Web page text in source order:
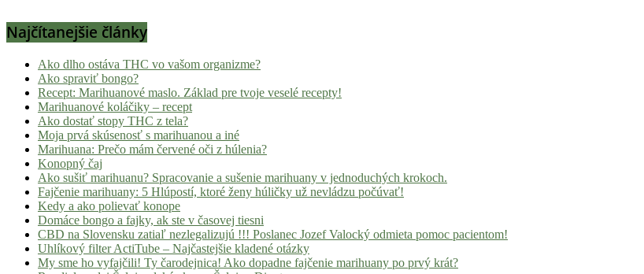
Najčítanejšie články
Ako dlho ostáva THC vo vašom organizme?
Ako spraviť bongo?
Recept: Marihuanové maslo. Základ pre tvoje veselé recepty!
Marihuanové koláčiky – recept
Ako dostať stopy THC z tela?
Moja prvá skúsenosť s marihuanou a iné
Marihuana: Prečo mám červené oči z húlenia?
Konopný čaj
Ako sušiť marihuanu? Spracovanie a sušenie marihuany v jednoduchých krokoch.
Fajčenie marihuany: 5 Hlúpostí, ktoré ženy húličky už nevládzu počúvať!
Kedy a ako polievať konope
Domáce bongo a fajky, ak ste v časovej tiesni
CBD na Slovensku zatiaľ nezlegalizujú !!! Poslanec Jozef Valocký odmieta pomoc pacientom!
Uhlíkový filter ActiTube – Najčastejšie kladené otázky
My sme ho vyfajčili! Ty čarodejnica! Ako dopadne fajčenie marihuany po prvý krát?